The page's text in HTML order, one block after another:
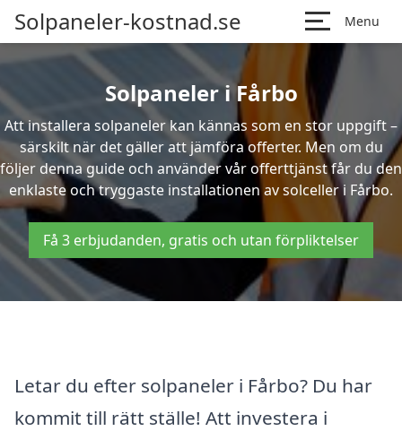
Solpaneler-kostnad.se Menu
Solpaneler i Fårbo
Att installera solpaneler kan kännas som en stor uppgift –
särskilt när det gäller att jämföra offerter. Men om du
följer denna guide och använder vår offerttjänst får du den
enklaste och tryggaste installationen av solceller i Fårbo.
Få 3 erbjudanden, gratis och utan förpliktelser
Letar du efter solpaneler i Fårbo? Du har
kommit till rätt ställe! Att investera i